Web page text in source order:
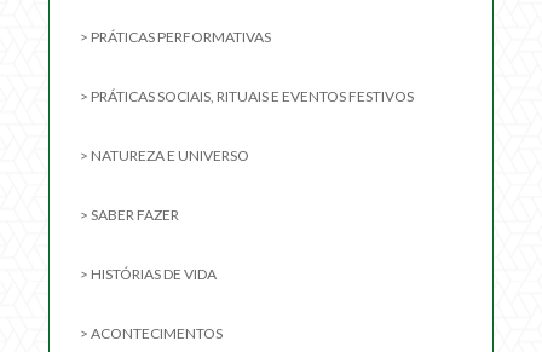
> PRÁTICAS PERFORMATIVAS
> PRÁTICAS SOCIAIS, RITUAIS E EVENTOS FESTIVOS
> NATUREZA E UNIVERSO
> SABER FAZER
> HISTÓRIAS DE VIDA
> ACONTECIMENTOS